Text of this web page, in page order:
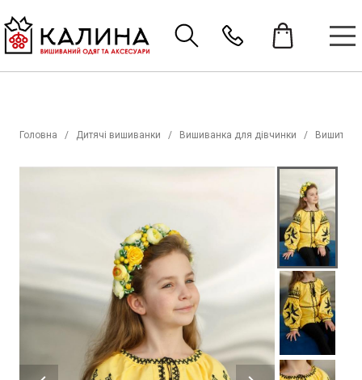
Головна Дитячі вишиванки Вишиванка для дівчинки Вишиті